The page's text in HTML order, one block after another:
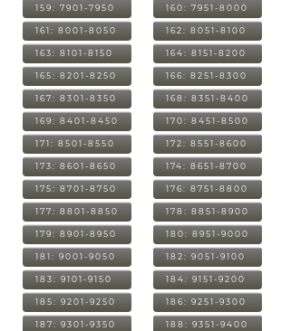
159: 7901-7950 160: 7951-8000
161: 8001-8050 162: 8051-8100
163: 8101-8150 164: 8151-8200
165: 8201-8250 166: 8251-8300
167: 8301-8350 168: 8351-8400
169: 8401-8450 170: 8451-8500
171: 8501-8550 172: 8551-8600
173: 8601-8650 174: 8651-8700
175: 8701-8750 176: 8751-8800
177: 8801-8850 178: 8851-8900
179: 8901-8950 180: 8951-9000
181: 9001-9050 182: 9051-9100
183: 9101-9150 184: 9151-9200
185: 9201-9250 186: 9251-9300
187: 9301-9350 188: 9351-9400